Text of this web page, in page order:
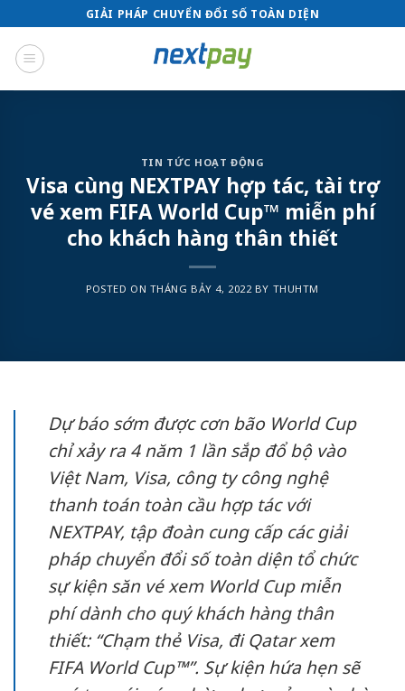
to
content
GIẢI PHÁP CHUYỂN ĐỔI SỐ TOÀN DIỆN
TIN TỨC HOẠT ĐỘNG
Visa cùng NEXTPAY hợp tác, tài trợ
vé xem FIFA World Cup™ miễn phí
cho khách hàng thân thiết
POSTED ON THÁNG BẢY 4, 2022 BY THUHTM
Dự báo sớm được cơn bão World Cup
chỉ xảy ra 4 năm 1 lần sắp đổ bộ vào
Việt Nam, Visa, công ty công nghệ
thanh toán toàn cầu hợp tác với
NEXTPAY, tập đoàn cung cấp các giải
pháp chuyển đổi số toàn diện tổ chức
sự kiện săn vé xem World Cup miễn
phí dành cho quý khách hàng thân
thiết: “Chạm thẻ Visa, đi Qatar xem
FIFA World Cup™”. Sự kiện hứa hẹn sẽ